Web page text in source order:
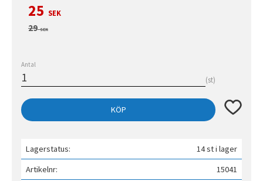
Nedsatt pris:
25 SEK
Ordinarie pris:
29SEK
Antal
st
KÖP Lägg till
Lagerstatus
14 st i lager
Artikelnr
15041